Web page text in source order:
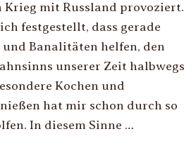
Krieg mit Russland provoziert.
festgestellt, dass gerade
Banalitäten helfen, den
unserer Zeit halbwegs
Kochen und
hat mir schon durch so
In diesem Sinne …